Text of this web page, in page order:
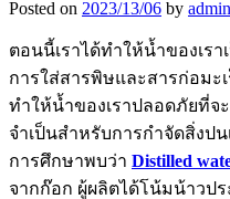
Posted on 2023/13/06 by admin
ตอนนี้เราได้ทำให้น้ำของเร
การใส่สารพิษและสารก่อมะ
ทำให้น้ำของเราปลอดภัยที่
จำเป็นสำหรับการกำจัดสิ่งป
การศึกษาพบว่า Distilled
จากก๊อก ผู้ผลิตได้โน้มน้าวป